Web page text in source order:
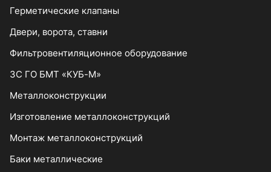
Герметические клапаны
Двери, ворота, ставни
Фильтровентиляционное оборудование
ЗС ГО БМТ «КУБ-М»
Металлоконструкции
Изготовление металлоконструкций
Монтаж металлоконструкций
Баки металлические